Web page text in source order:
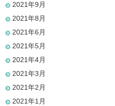
2021年9月
2021年8月
2021年6月
2021年5月
2021年4月
2021年3月
2021年2月
2021年1月